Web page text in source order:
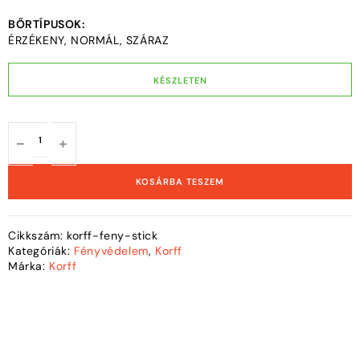
BŐRTÍPUSOK:
ÉRZÉKENY, NORMÁL, SZÁRAZ
KÉSZLETEN
KOSÁRBA TESZEM
Cikkszám: korff-feny-stick
Kategóriák: Fényvédelem, Korff
Márka: Korff